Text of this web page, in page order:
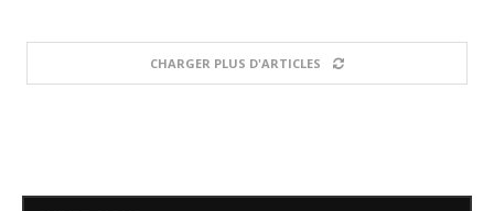
CHARGER PLUS D'ARTICLES